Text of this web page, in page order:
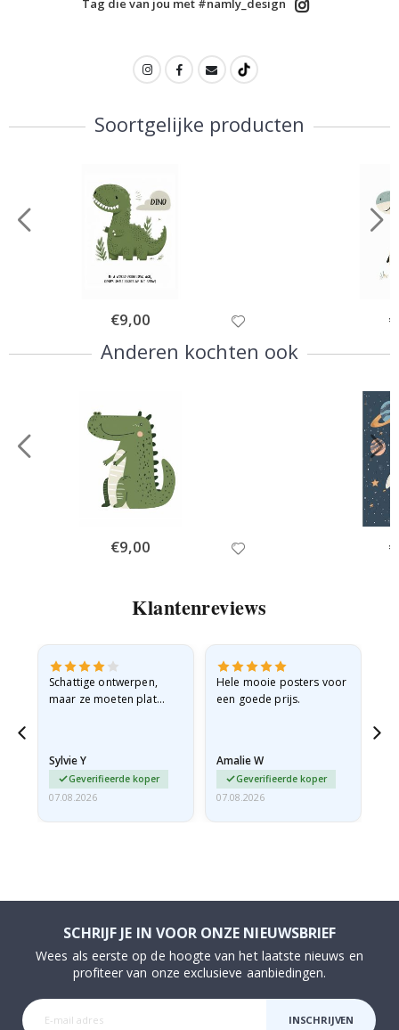
Tag die van jou met #namly_design
Soortgelijke producten
Special
Price
€9,00
Anderen kochten ook
Special
Price
€9,00
Klantenreviews
Schattige ontwerpen,
maar ze moeten plat
beetje…
Sylvie Y
Geverifieerde koper
07.08.2026
Hele mooie posters voor
een goede prijs.
Amalie W
Geverifieerde koper
07.08.2026
SCHRIJF JE IN VOOR ONZE NIEUWSBRIEF
Wees als eerste op de hoogte van het laatste nieuws en
profiteer van onze exclusieve aanbiedingen.
INSCHRIJVEN